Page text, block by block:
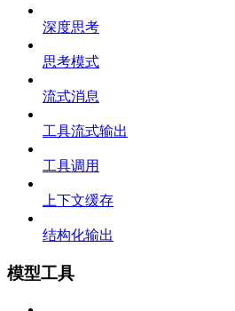
深度思考
思考模式
流式消息
工具流式输出
工具调用
上下文缓存
结构化输出
模型工具